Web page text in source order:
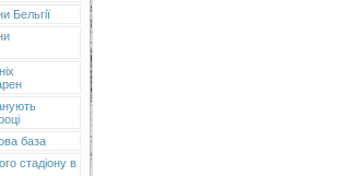
Бельгії
база
стадіону в